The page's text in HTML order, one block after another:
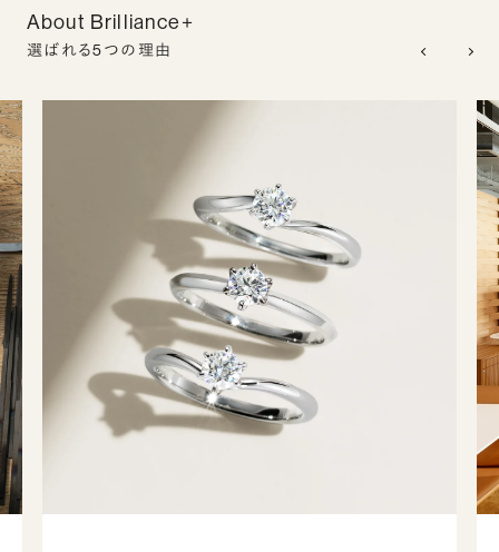
About Brilliance+
選ばれる5つの理由